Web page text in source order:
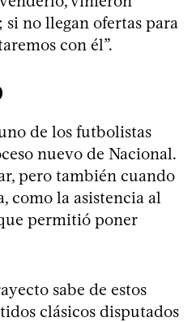
no llegan ofertas para
con él”.
de los futbolistas
nuevo de Nacional.
pero también cuando
como la asistencia al
permitió poner
sabe de estos
clásicos disputados